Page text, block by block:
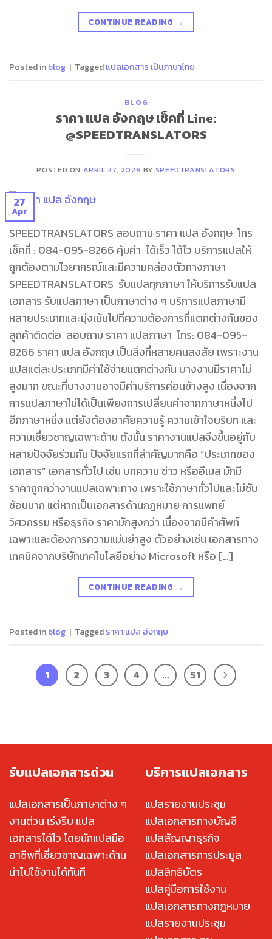
CONTINUE READING →
Posted inblog | Taggedแปลเอกสาร เป็นภาษาไทย
BLOG
ราคา แปล อังกฤษ เช็คที่ Line:
@SPEEDTRANSLATORS
POSTED ON APRIL 27, 2026 BY SPEEDTRANSLATORS
27
Apr
SPEEDTRANSLATORS สอบถาม ราคา แปล อังกฤษ โทร
เช็คที่ : 084-095-8266 คุ้มค่า ได้เร็ว ได้ไว บริการแปลให้
ถูกต้องตามไวยากรณ์และมีความคล่องตัวทางภาษา
SPEEDTRANSLATORS รับแปลทุกภาษา ให้บริการรับแปล
เอกสาร รับแปลภาษา เป็นภาษาต่าง ๆ บริการแปลภาษามี
หลายประเภทและมุ่งเน้นไปที่ความต้องการที่แตกต่างกันของ
ลูกค้าติดต่อ สอบถาม ราคา แปลภาษา โทร: 084-095-
8266 ราคา แปล อังกฤษ เป็นสิ่งที่หลายคนสงสัย เพราะงาน
แปลแต่ละประเภทมีค่าใช้จ่ายแตกต่างกัน บางงานมีราคาไม่
สูงมาก ขณะที่บางงานอาจมีค่าบริการค่อนข้างสูง เนื่องจาก
การแปลภาษาไม่ได้เป็นเพียงการเปลี่ยนคำจากภาษาหนึ่งไป
อีกภาษาหนึ่ง แต่ยังต้องอาศัยความรู้ ความเข้าใจบริบท และ
ความเชี่ยวชาญเฉพาะด้าน ดังนั้น ราคางานแปลจึงขึ้นอยู่กับ
หลายปัจจัยร่วมกัน ปัจจัยแรกที่สำคัญมากคือ “ประเภทของ
เอกสาร” เอกสารทั่วไป เช่น บทความ ข่าว หรืออีเมล มักมี
ราคาถูกกว่างานแปลเฉพาะทาง เพราะใช้ภาษาทั่วไปและไม่ซับ
ซ้อนมาก แต่หากเป็นเอกสารด้านกฎหมาย การแพทย์
วิศวกรรม หรือธุรกิจ ราคามักสูงกว่า เนื่องจากมีคำศัพท์
เฉพาะและต้องการความแม่นยำสูง ตัวอย่างเช่น เอกสารทาง
เทคนิคจากบริษัทเทคโนโลยีอย่าง Microsoft หรือ […]
CONTINUE READING →
Posted inblog | Taggedราคา แปล อังกฤษ
1 2 3 4 … 51
รับแปลเอกสารด่วน
แปลเอกสารเป็นภาษาต่าง ๆ
งานด่วน เร่งรีบ แปล
เอกสารได้ไว โดยนักแปลมือ
อาชีพที่เชี่ยวชาญเฉพาะด้าน
นำไปใช้งานได้ทันที
บริการแปลเอกสาร
แปลรายงานประชุม
แปลเอกสารทางบัญชี
แปลสัญญาธุรกิจ
แปลเอกสารการประมูล
แปลสิทธิบัตร
แปลคู่มือการใช้งาน
แปลเอกสารทางกฎหมาย
แปลรายงานประชุม